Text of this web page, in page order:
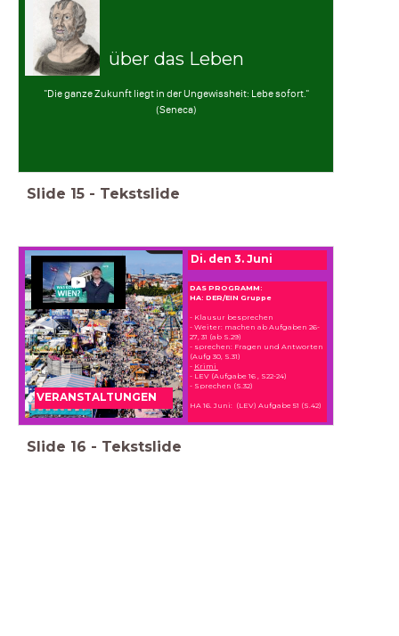
über das Leben
"Die ganze Zukunft liegt in der Ungewissheit: Lebe sofort."
(Seneca)
Slide 15 - Tekstslide
Di. den 3. Juni
VERANSTALTUNGEN
DAS PROGRAMM:
HA: DER/EIN Gruppe
- Klausur besprechen
- Weiter: machen ab Aufgaben 26-
27, 31 (ab S.29)
- sprechen: Fragen und Antworten
(Aufg 30, S.31)
- Krimi
- LEV (Aufgabe 16 , S22-24)
- Sprechen (S.32)
HA 16. Juni: (LEV) Aufgabe 51 (S.42)
Slide 16 - Tekstslide